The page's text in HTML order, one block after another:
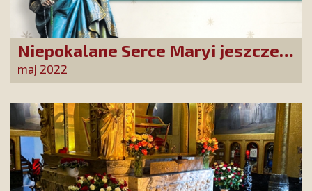
Niepokalane Serce Maryi jeszcze
bardziej obecne w polskich,
katolickich domach
maj 2022